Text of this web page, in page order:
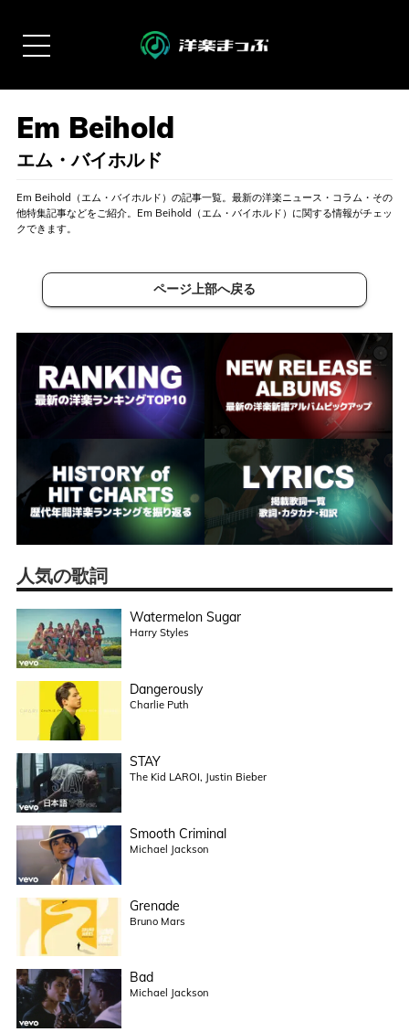
エム・バイホルド
Em Beihold（エム・バイホルド）の記事一覧。最新の洋楽ニュース・コラム・その
他特集記事などをご紹介。Em Beihold（エム・バイホルド）に関する情報がチェッ
クできます。
ページ上部へ戻る
人気の歌詞
Watermelon Sugar
Harry Styles
Dangerously
Charlie Puth
STAY
The Kid LAROI, Justin Bieber
Smooth Criminal
Michael Jackson
Grenade
Bruno Mars
Bad
Michael Jackson